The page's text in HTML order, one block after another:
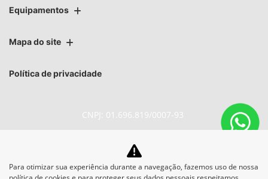
Equipamentos
Mapa do site
Política de privacidade
CNPJ: 01.696.819/0007-93
No trânsito, enxergar o outro
Para otimizar sua experiência durante a navegação, fazemos uso de nossa